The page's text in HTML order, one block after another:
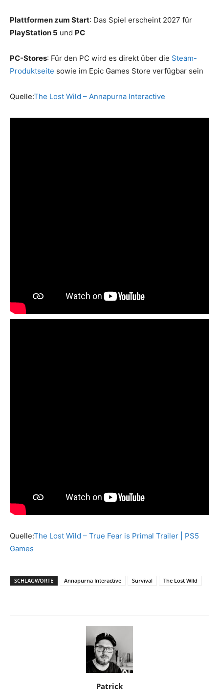
Plattformen zum Start: Das Spiel erscheint 2027 für
PlayStation 5 und PC
PC-Stores: Für den PC wird es direkt über die Steam-
Produktseite sowie im Epic Games Store verfügbar sein
Quelle:The Lost Wild – Annapurna Interactive
Quelle:The Lost Wild – True Fear is Primal Trailer | PS5
Games
SCHLAGWORTE Annapurna Interactive Survival The Lost WIld
Patrick